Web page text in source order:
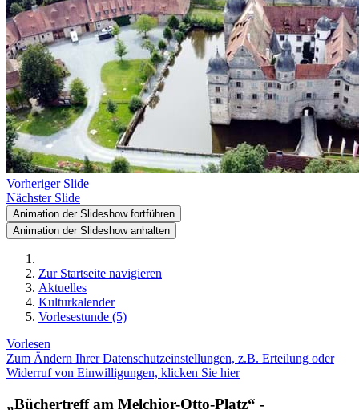
Vorheriger Slide
Nächster Slide
Animation der Slideshow fortführen
Animation der Slideshow anhalten
Zur Startseite navigieren
Aktuelles
Kulturkalender
Vorlesestunde (5)
Vorlesen
Zum Ändern Ihrer Datenschutzeinstellungen, z.B. Erteilung oder
Widerruf von Einwilligungen, klicken Sie hier
„Büchertreff am Melchior-Otto-Platz“ -